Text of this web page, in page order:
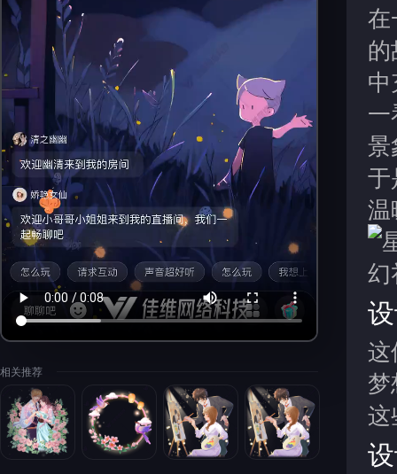
相关推荐